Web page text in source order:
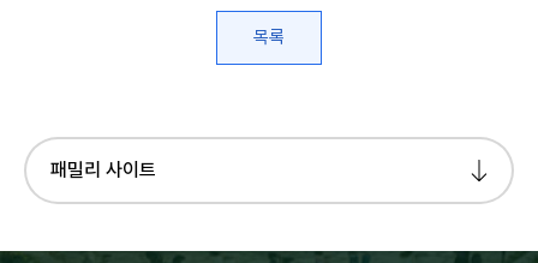
목록
패밀리 사이트